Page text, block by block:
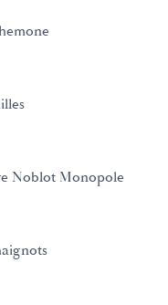
Noblot Monopole